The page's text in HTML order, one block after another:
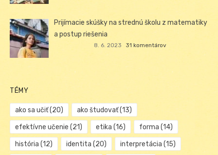
Prijímacie skúšky na strednú školu z matematiky
a postup riešenia
8. 6. 2023 31 komentárov
TÉMY
ako sa učiť(20) ako študovať(13)
efektívne učenie (21) etika (16) forma (14)
história (12) identita (20) interpretácia (15)